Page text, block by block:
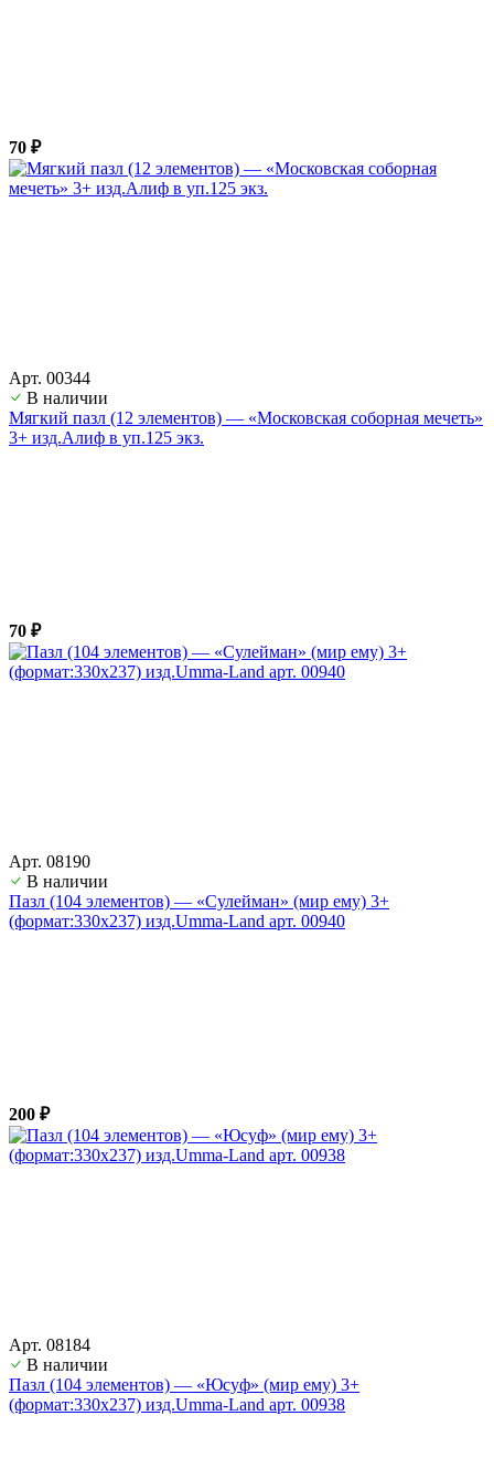
70 ₽
Арт. 00344
В наличии
Мягкий пазл (12 элементов) — «Московская соборная мечеть»
3+ изд.Алиф в уп.125 экз.
70 ₽
Арт. 08190
В наличии
Пазл (104 элементов) — «Сулейман» (мир ему) 3+
(формат:330х237) изд.Umma-Land арт. 00940
200 ₽
Арт. 08184
В наличии
Пазл (104 элементов) — «Юсуф» (мир ему) 3+
(формат:330х237) изд.Umma-Land арт. 00938